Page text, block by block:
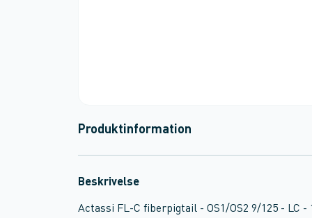
Produktinformation
Beskrivelse
Actassi FL-C fiberpigtail - OS1/OS2 9/125 - LC -